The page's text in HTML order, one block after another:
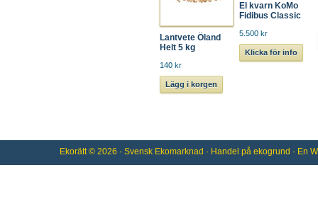
Lantvete Öland
Helt 5 kg
140 kr
Lägg i korgen
El kvarn KoMo
Fidibus Classic
5.500 kr
Klicka för info
Ekorätt © 2026 ·Svensk Ekomarknad · Handel påekogrund · En